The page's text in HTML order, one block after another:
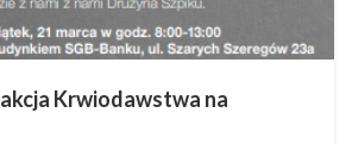
akcja Krwiodawstwa na